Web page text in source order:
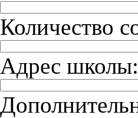
Количество
Адрес школы: